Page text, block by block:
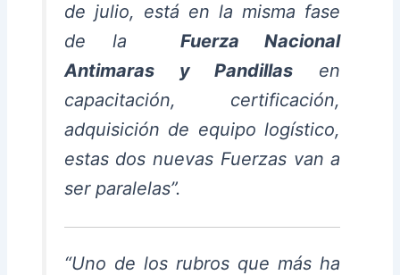
de julio, está en la misma fase
de la Fuerza Nacional
Antimaras y Pandillas en
capacitación, certificación,
adquisición de equipo logístico,
estas dos nuevas Fuerzas van a
ser paralelas”.
“Uno de los rubros que más ha